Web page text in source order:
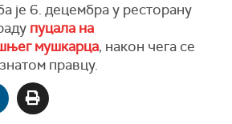
је 6. децембра у ресторану
пуцала на
мушкарца, након чега се
правцу.